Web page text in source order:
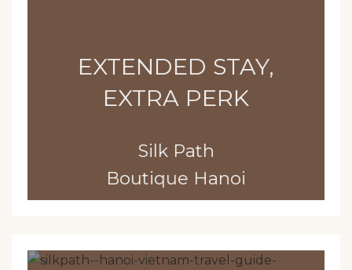
EXTENDED STAY,
EXTRA PERK
Silk Path
Boutique Hanoi